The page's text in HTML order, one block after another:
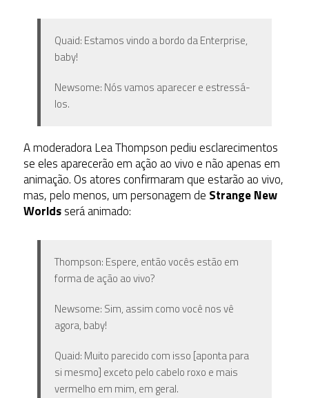
Quaid: Estamos vindo a bordo da Enterprise,
baby!
Newsome: Nós vamos aparecer e estressá-
los.
A moderadora Lea Thompson pediu esclarecimentos
se eles aparecerão em ação ao vivo e não apenas em
animação. Os atores confirmaram que estarão ao vivo,
mas, pelo menos, um personagem de Strange New
Worldsserá animado:
Thompson: Espere, então vocês estão em
forma de ação ao vivo?
Newsome: Sim, assim como você nos vê
agora, baby!
Quaid: Muito parecido com isso [aponta para
si mesmo] exceto pelo cabelo roxo e mais
vermelho em mim, em geral.